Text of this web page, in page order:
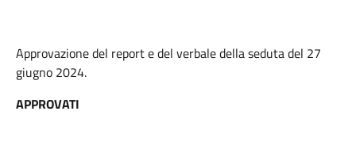
Approvazione del report e del verbale della seduta del 27
giugno 2024.
APPROVATI